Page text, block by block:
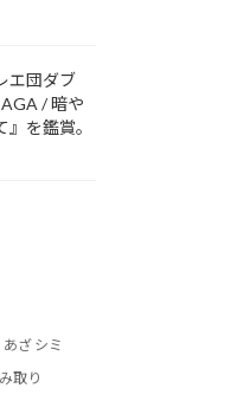
エ団ダブ
/ 暗や
を鑑賞。
あざ シミ
取り